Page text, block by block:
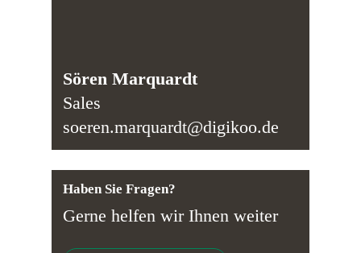
Sören Marquardt
Sales
soeren.marquardt@digikoo.de
Haben Sie Fragen?
Gerne helfen wir Ihnen weiter